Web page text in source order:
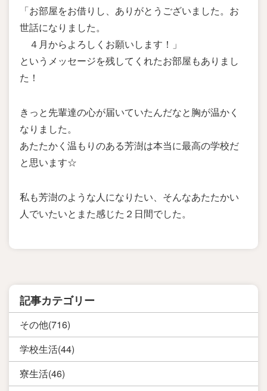
「お部屋をお借りし、ありがとうございました。お
世話になりました。
４月からよろしくお願いします！」
というメッセージを残してくれたお部屋もありまし
た！
きっと先輩達の心が届いていたんだなと胸が温かく
なりました。
あたたかく温もりのある芳澍は本当に最高の学校だ
と思います☆
私も芳澍のような人になりたい、そんなあたたかい
人でいたいとまた感じた２日間でした。
記事カテゴリー
その他(716)
学校生活(44)
寮生活(46)